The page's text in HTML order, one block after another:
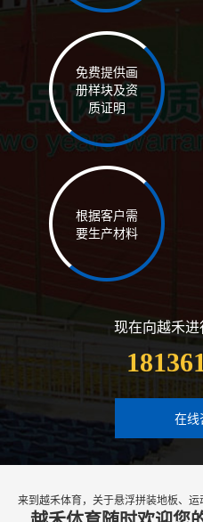
免费提供画
册样块及资
质证明
根据客户需
要生产材料
现在向越禾进
在线
来到越禾体育，关于悬浮拼装地板、运